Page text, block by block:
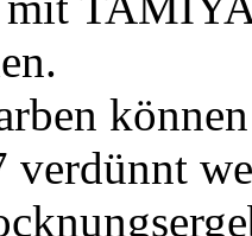
verdünnt